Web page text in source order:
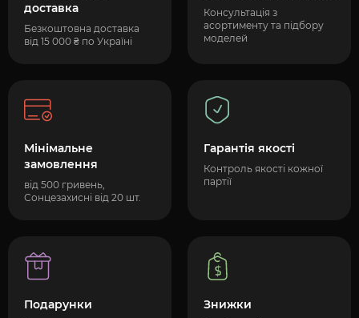
доставка
Безкоштовна доставка
від 15 000 ₴ по Україні
Консультація з
асортименту та підбору
моделей
Мінімальне
замовлення
від 500 гривень,
Сонцезахисні від 20 шт.
Гарантія якості
Контроль якості кожної
партії
Подарунки Знижки